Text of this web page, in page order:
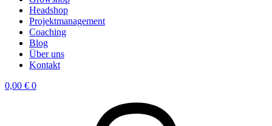
Headshop
Projektmanagement
Coaching
Blog
Über uns
Kontakt
0,00 € 0